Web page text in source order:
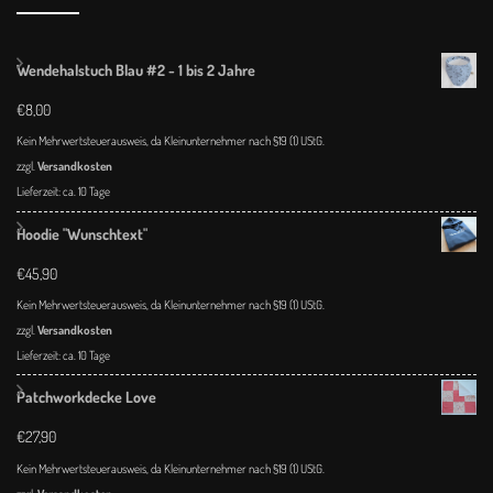
Wendehalstuch Blau #2 - 1 bis 2 Jahre
€8,00
Kein Mehrwertsteuerausweis, da Kleinunternehmer nach §19 (1) UStG.
zzgl.Versandkosten
Lieferzeit:ca. 10 Tage
Hoodie "Wunschtext"
€45,90
Kein Mehrwertsteuerausweis, da Kleinunternehmer nach §19 (1) UStG.
zzgl.Versandkosten
Lieferzeit:ca. 10 Tage
Patchworkdecke Love
€27,90
Kein Mehrwertsteuerausweis, da Kleinunternehmer nach §19 (1) UStG.